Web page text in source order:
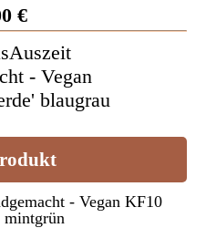
€
- Vegan
blaugrau